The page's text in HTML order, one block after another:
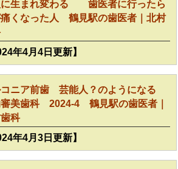
に生まれ変わる 歯医者に行ったら
くなった人 鶴見駅の歯医者｜北村
年4月4日更新】
コニア前歯 芸能人？のようになる
審美歯科 2024-4 鶴見駅の歯医者｜
科
年4月3日更新】